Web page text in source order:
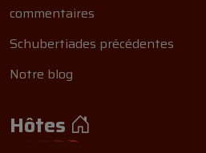
commentaires
Schubertiades précédentes
Notre blog
Hôtes